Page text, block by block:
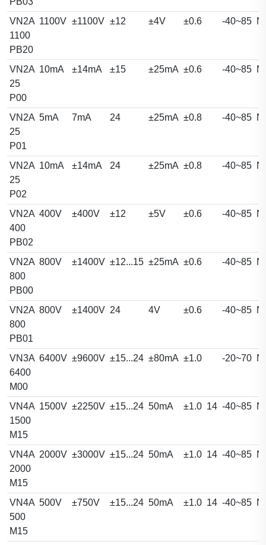
VN2A
1100
PB20
1100V ±1100V ±12 ±4V ±0.6 -40~85
VN2A
25
P00
10mA ±14mA ±15 ±25mA ±0.6 -40~85
VN2A
25
P01
5mA 7mA 24 ±25mA ±0.8 -40~85
VN2A
25
P02
10mA ±14mA 24 ±25mA ±0.8 -40~85
VN2A
400
PB02
400V ±400V ±12 ±5V ±0.6 -40~85
VN2A
800
PB00
800V ±1400V ±12...15 ±25mA ±0.6 -40~85
VN2A
800
PB01
800V ±1400V 24 4V ±0.6 -40~85
VN3A
6400
M00
6400V ±9600V ±15...24 ±80mA ±1.0 -20~70
VN4A
1500
M15
1500V ±2250V ±15...24 50mA ±1.0 14 -40~85
VN4A
2000
M15
2000V ±3000V ±15...24 50mA ±1.0 14 -40~85
VN4A
500
M15
500V ±750V ±15...24 50mA ±1.0 14 -40~85